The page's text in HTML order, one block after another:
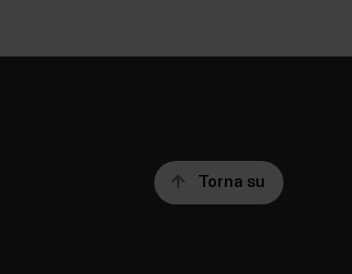
Torna su